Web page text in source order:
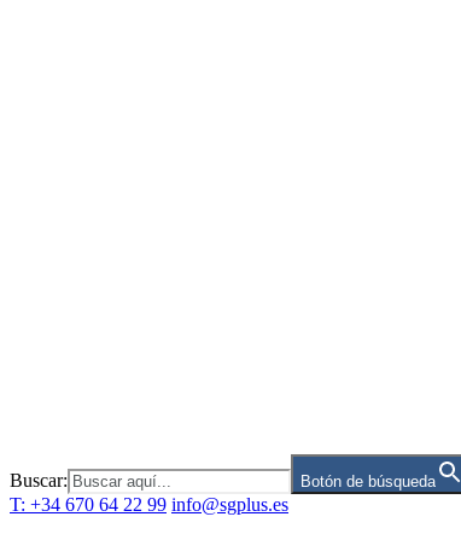
Buscar: Botón de búsqueda
T: +34 670 64 22 99 info@sgplus.es